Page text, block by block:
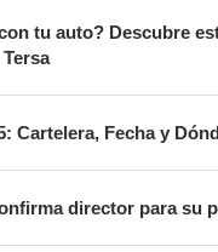
tu auto? Descubre
Cartelera, Fecha y
director para su